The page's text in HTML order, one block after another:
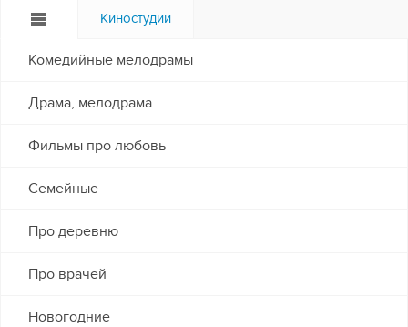
Киностудии
Комедийные мелодрамы
Драма, мелодрама
Фильмы про любовь
Семейные
Про деревню
Про врачей
Новогодние